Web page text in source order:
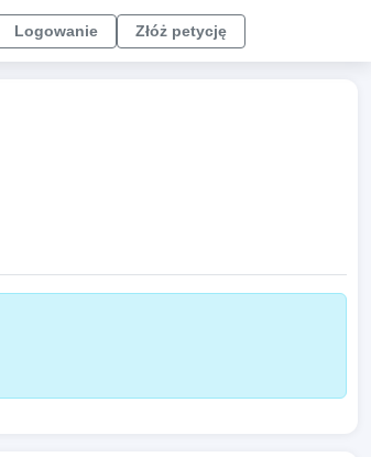
Logowanie Złóż petycję